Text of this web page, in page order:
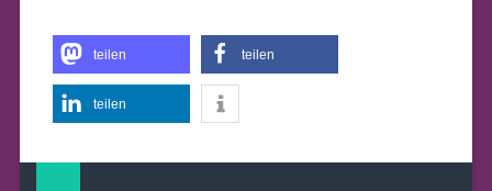
teilen teilen
teilen